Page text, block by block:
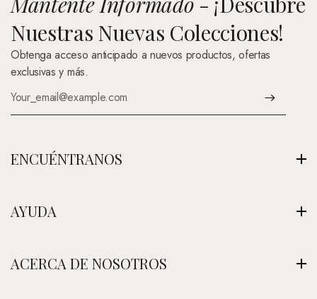
Nuestras Nuevas Colecciones!
Obtenga acceso anticipado a nuevos productos, ofertas
exclusivas y más.
ENCUÉNTRANOS
Ver Nuestra Tienda
contacto@nefertitijoyas.com
AYUDA
Política de Privacidad
ACERCA DE NOSOTROS